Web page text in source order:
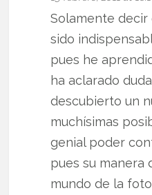
Solamente decir
sido
pues he
ha aclarado
descubierto un
muchísimas
genial poder
pues su manera
mundo de la